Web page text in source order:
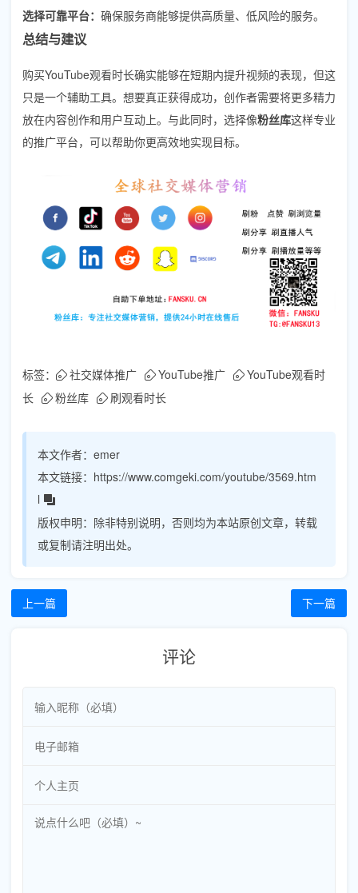
选择可靠平台： 确保服务商能够提供高质量、低风险的服务。
总结与建议
购买YouTube观看时长确实能够在短期内提升视频的表现，但这
只是一个辅助工具。想要真正获得成功，创作者需要将更多精力
放在内容创作和用户互动上。与此同时，选择像粉丝库这样专业
的推广平台，可以帮助你更高效地实现目标。
标签： 社交媒体推广 YouTube推广
YouTube观看时
长
粉丝库 刷观看时长
本文作者： emer
本文链接： https://www.comgeki.com/youtube/3569.htm
l
版权申明： 除非特别说明，否则均为本站原创文章，转载
或复制请注明出处。
上一篇 下一篇
评论